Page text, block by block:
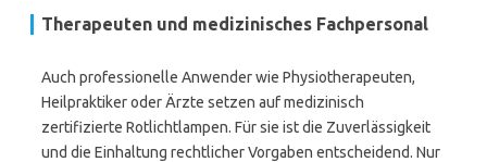
Therapeuten und medizinisches Fachpersonal
Auch professionelle Anwender wie Physiotherapeuten,
Heilpraktiker oder Ärzte setzen auf medizinisch
zertifizierte Rotlichtlampen. Für sie ist die Zuverlässigkeit
und die Einhaltung rechtlicher Vorgaben entscheidend. Nur